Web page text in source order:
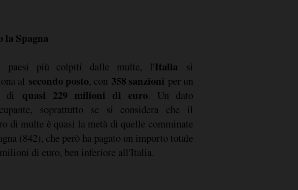
la Spagna
paesi più colpiti dalle multe, l'Italia si
al secondo posto, con 358 sanzioni per un
di quasi 229 milioni di euro. Un dato
soprattutto se si considera che il
di multe è quasi la metà di quelle comminate
(842), che però ha pagato un importo totale
di euro, ben inferiore all'Italia.